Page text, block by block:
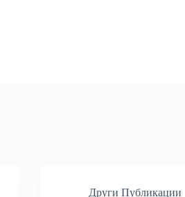
Други Публикации